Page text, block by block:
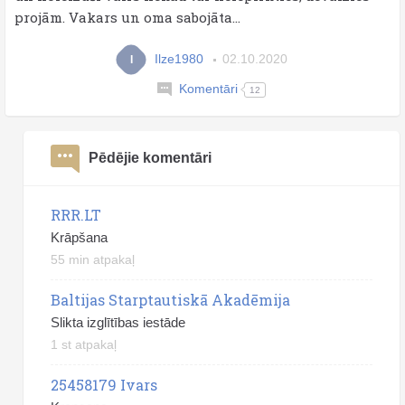
projām. Vakars un oma sabojāta...
Ilze1980 02.10.2020
Komentāri 12
Pēdējie komentāri
RRR.LT
Krāpšana
55 min atpakaļ
Baltijas Starptautiskā Akadēmija
Slikta izglītības iestāde
1 st atpakaļ
25458179 Ivars